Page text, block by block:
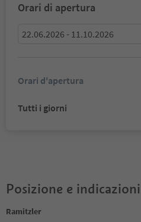
Orari di apertura
22.06.2026 - 11.10.2026
Orari d'apertura
Tutti i giorni
Posizione e indicazioni
Ramitzler